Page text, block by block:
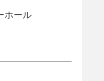
ホール